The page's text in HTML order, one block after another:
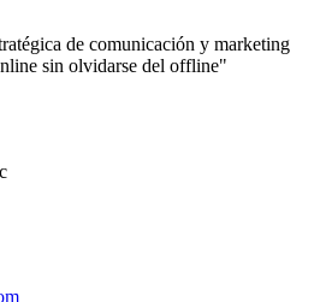
de comunicación y marketing
sin olvidarse del offline"